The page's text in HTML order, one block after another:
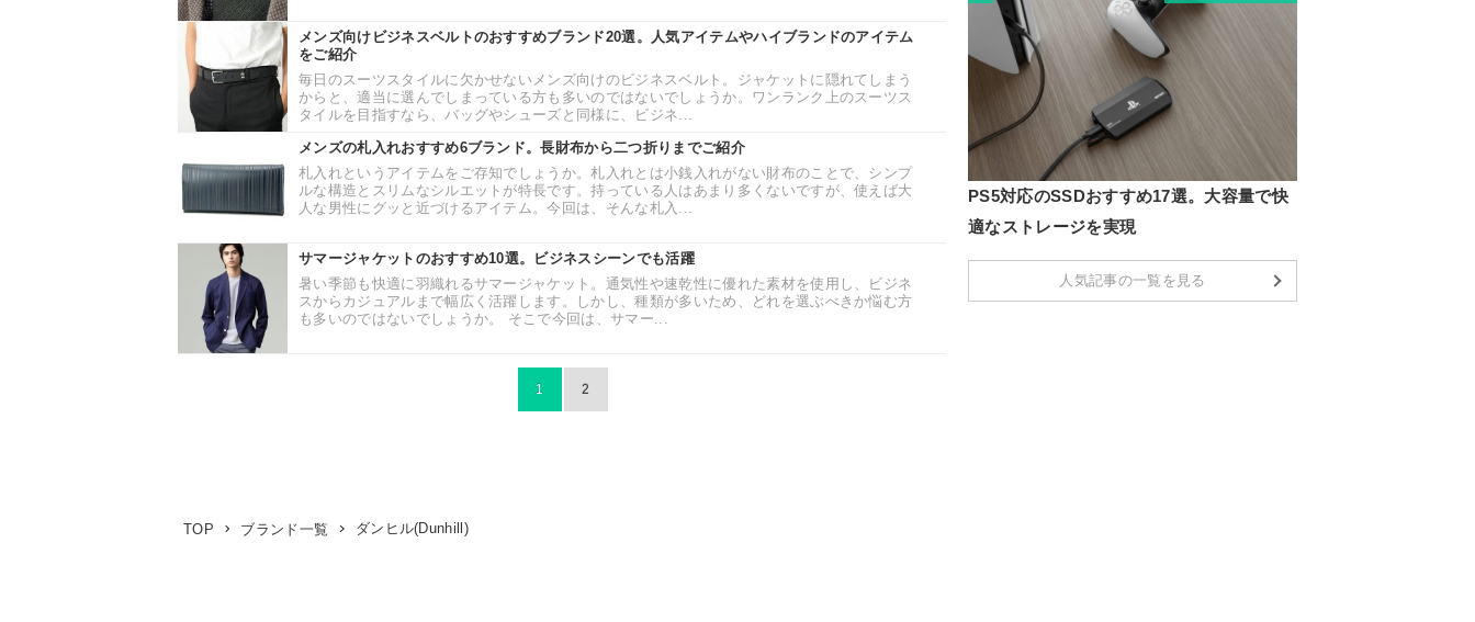
メンズ向けビジネスベルトのおすすめブランド20選。人気アイテムやハイブランドのアイテム
をご紹介
毎日のスーツスタイルに欠かせないメンズ向けのビジネスベルト。ジャケットに隠れてしまう
からと、適当に選んでしまっている方も多いのではないでしょうか。ワンランク上のスーツス
タイルを目指すなら、バッグやシューズと同様に、ビジネ...
メンズの札入れおすすめ6ブランド。長財布から二つ折りまでご紹介
札入れというアイテムをご存知でしょうか。札入れとは小銭入れがない財布のことで、シンプ
ルな構造とスリムなシルエットが特長です。持っている人はあまり多くないですが、使えば大
人な男性にグッと近づけるアイテム。今回は、そんな札入...
サマージャケットのおすすめ10選。ビジネスシーンでも活躍
暑い季節も快適に羽織れるサマージャケット。通気性や速乾性に優れた素材を使用し、ビジネ
スからカジュアルまで幅広く活躍します。しかし、種類が多いため、どれを選ぶべきか悩む方
も多いのではないでしょうか。 そこで今回は、サマー...
1 2
TOP ブランド一覧 ダンヒル(Dunhill)
PS5対応のSSDおすすめ17選。大容量で快
適なストレージを実現
人気記事の一覧を見る